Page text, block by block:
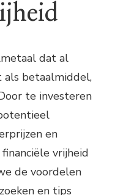
dat al
betaalmiddel,
te investeren
en
vrijheid
de voordelen
en tips